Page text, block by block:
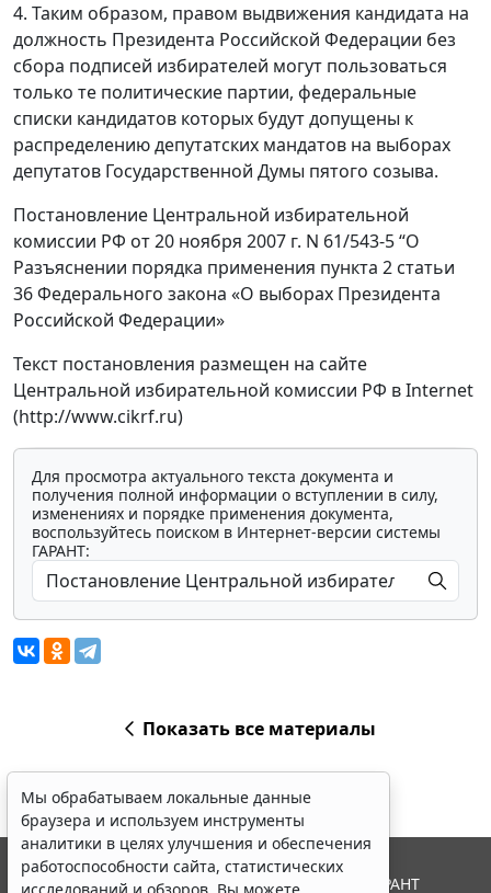
4. Таким образом, правом выдвижения кандидата на
должность Президента Российской Федерации без
сбора подписей избирателей могут пользоваться
только те политические партии, федеральные
списки кандидатов которых будут допущены к
распределению депутатских мандатов на выборах
депутатов Государственной Думы пятого созыва.
Постановление Центральной избирательной
комиссии РФ от 20 ноября 2007 г. N 61/543-5 “О
Разъяснении порядка применения пункта 2 статьи
36 Федерального закона «О выборах Президента
Российской Федерации»
Текст постановления размещен на сайте
Центральной избирательной комиссии РФ в Internet
(http://www.cikrf.ru)
Для просмотра актуального текста документа и
получения полной информации о вступлении в силу,
изменениях и порядке применения документа,
воспользуйтесь поиском в Интернет-версии системы
ГАРАНТ:
Показать все материалы
Мы обрабатываем локальные данные
браузера и используем инструменты
аналитики в целях улучшения и обеспечения
работоспособности сайта, статистических
© ООО "НПП "ГАРАНТ-СЕРВИС", 2026. Система ГАРАНТ